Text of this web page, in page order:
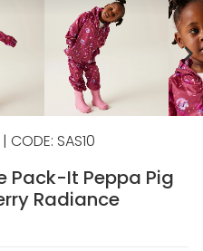
chevron_right
CODE: SAS10
Pack-It Peppa Pig
Radiance